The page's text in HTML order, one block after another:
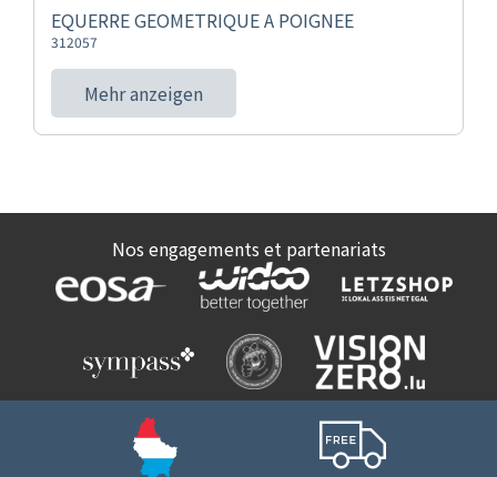
EQUERRE GEOMETRIQUE A POIGNEE
312057
Mehr anzeigen
Nos engagements et partenariats